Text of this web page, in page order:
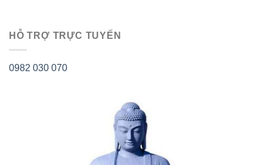
HỖ TRỢ TRỰC TUYẾN
0982 030 070